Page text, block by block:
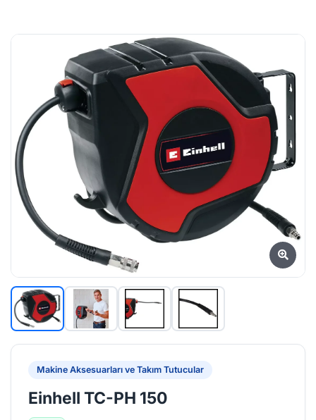
Makine Aksesuarları ve Takım Tutucular
Einhell TC-PH 150